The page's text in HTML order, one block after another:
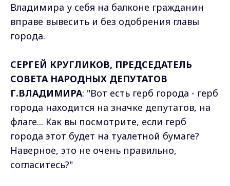
Владимира у себя на балконе гражданин
вправе вывесить и без одобрения главы
города.
СЕРГЕЙ КРУГЛИКОВ, ПРЕДСЕДАТЕЛЬ
СОВЕТА НАРОДНЫХ ДЕПУТАТОВ
Г.ВЛАДИМИРА: "Вот есть герб города - герб
города находится на значке депутатов, на
флаге... Как вы посмотрите, если герб
города этот будет на туалетной бумаге?
Наверное, это не очень правильно,
согласитесь?"